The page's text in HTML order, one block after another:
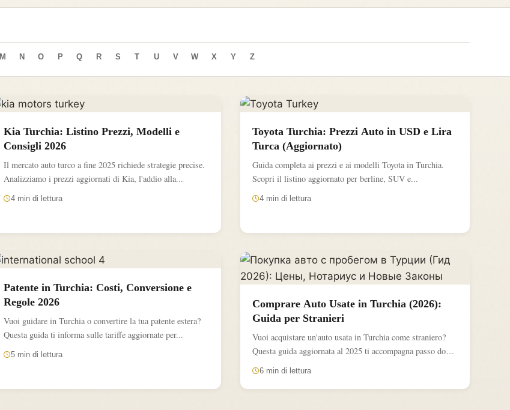
M N O P Q R S T U V W X Y Z
Kia Turchia: Listino Prezzi, Modelli e
Consigli 2026
Il mercato auto turco a fine 2025 richiede strategie precise.
Analizziamo i prezzi aggiornati di Kia, l'addio alla...
4 min di lettura
Toyota Turchia: Prezzi Auto in USD e Lira
Turca (Aggiornato)
Guida completa ai prezzi e ai modelli Toyota in Turchia.
Scopri il listino aggiornato per berline, SUV e...
4 min di lettura
Patente in Turchia: Costi, Conversione e
Regole 2026
Vuoi guidare in Turchia o convertire la tua patente estera?
Questa guida ti informa sulle tariffe aggiornate per...
5 min di lettura
Comprare Auto Usate in Turchia (2026):
Guida per Stranieri
Vuoi acquistare un'auto usata in Turchia come straniero?
Questa guida aggiornata al 2025 ti accompagna passo dopo
passo...
6 min di lettura